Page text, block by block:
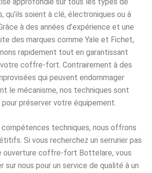
soient à clé, électroniques ou à
à des années d’expérience et une
des marques comme Yale et Fichet,
rapidement tout en garantissant
votre coffre-fort. Contrairement à des
qui peuvent endommager
le mécanisme, nos techniques sont
préserver votre équipement.
compétences techniques, nous offrons
Si vous recherchez un serrurier pas
ouverture coffre-fort Bottelare, vous
sur nous pour un service de qualité à un